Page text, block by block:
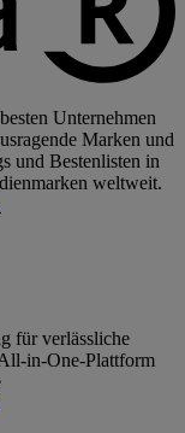
Unternehmen
Marken und
und Bestenlisten in
weltweit.
für verlässliche
in-One-Plattform